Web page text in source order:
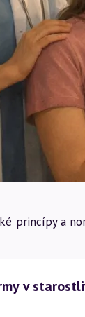
princípy a
v